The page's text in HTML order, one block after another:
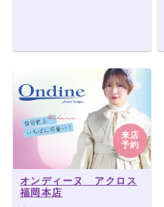
来店
予約
オンディーヌ アクロス
福岡本店